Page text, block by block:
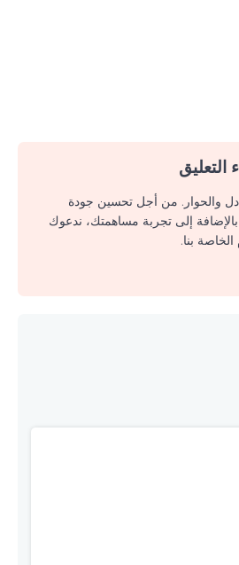
والحوار. من أجل تحسين جودة
بالإضافة إلى تجربة مساهمتك، ندعوك
بنا.